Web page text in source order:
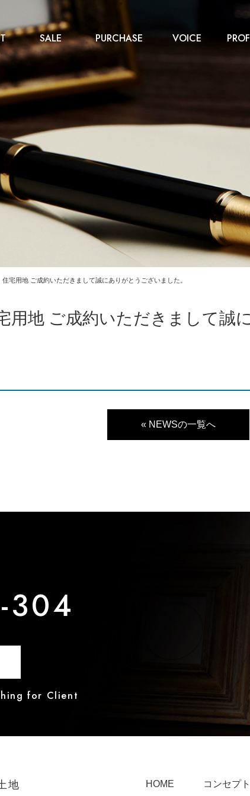
SALE PURCHASE VOICE
宅用地 ご成約いただきまして誠にありがとうございました。
地 ご成約いただきまして誠
« NEWSの一覧へ
304
for Client
地 HOME コンセプト